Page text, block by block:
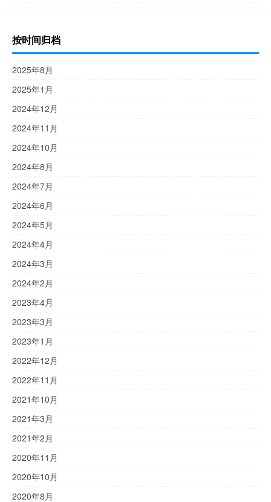
按时间归档
2025年8月
2025年1月
2024年12月
2024年11月
2024年10月
2024年8月
2024年7月
2024年6月
2024年5月
2024年4月
2024年3月
2024年2月
2023年4月
2023年3月
2023年1月
2022年12月
2022年11月
2021年10月
2021年3月
2021年2月
2020年11月
2020年10月
2020年8月